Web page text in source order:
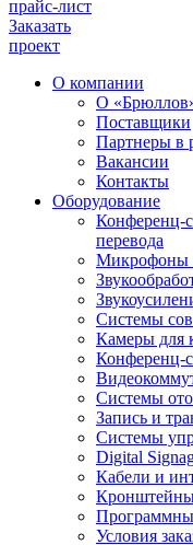
прайс-лист
Заказать
проект
О компании
О
Поставщики
Партнеры в
Вакансии
Контакты
Оборудование
Конференц-
перевода
Микрофоны
Системы
Камеры для
Конференц-
Системы
Запись и
Системы
Digital
Кабели и
Кронштейны
Условия